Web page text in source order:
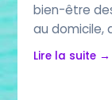
bien-être
au domicile,
Lire la suite →